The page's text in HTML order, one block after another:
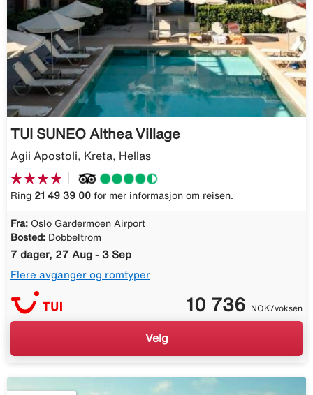
TUI SUNEO Althea Village
Agii Apostoli, Kreta, Hellas
Ring 21 49 39 00 for mer informasjon om reisen.
Fra: Oslo Gardermoen Airport
Bosted: Dobbeltrom
7 dager, 27 Aug - 3 Sep
Flere avganger og romtyper
10 736 NOK/voksen
Velg